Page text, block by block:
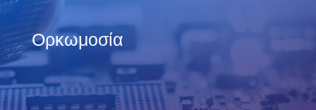
Ορκωμοσία